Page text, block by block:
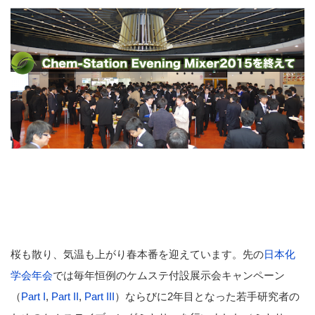
桜も散り、気温も上がり春本番を迎えています。先の日本化
学会年会では毎年恒例のケムステ付設展示会キャンペーン
（Part I, Part II, Part III）ならびに2年目となった若手研究者の